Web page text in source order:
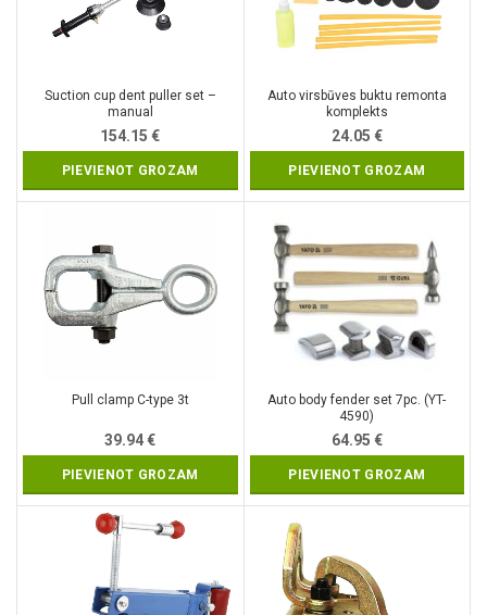
Suction cup dent puller set –
manual
154.15€
PIEVIENOT GROZAM
Auto virsbūves buktu remonta
komplekts
24.05 €
PIEVIENOT GROZAM
Pull clamp C-type 3t
39.94€
PIEVIENOT GROZAM
Auto body fender set 7pc. (YT-
4590)
64.95 €
PIEVIENOT GROZAM